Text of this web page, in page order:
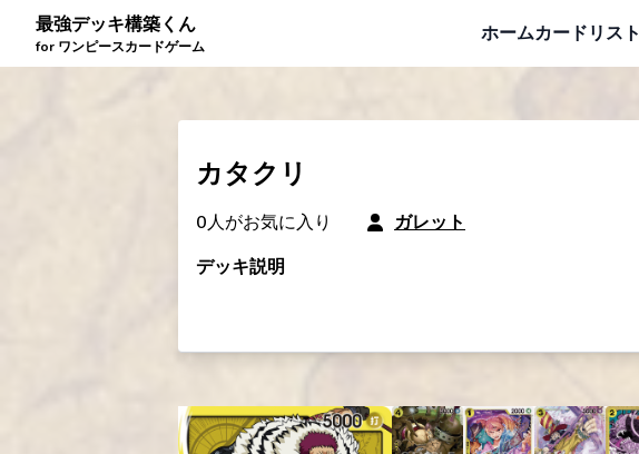
最強デッキ構築くん
for ワンピースカードゲーム
ホームカードリスト
カタクリ
0人がお気に入り
ガレット
デッキ説明